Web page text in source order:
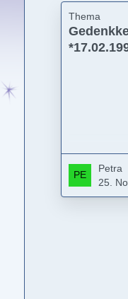
Thema
Petra
25.